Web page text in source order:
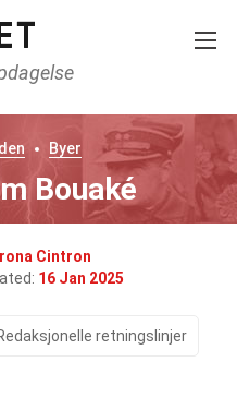
Byer
Bouaké
Cintron
16 Jan 2025
retningslinjer